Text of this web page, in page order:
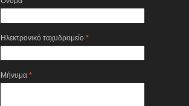
Ηλεκτρονικό ταχυδρομείο*
Μήνυμα*